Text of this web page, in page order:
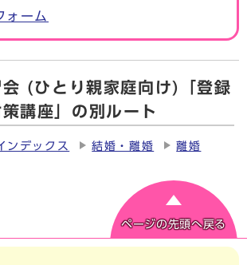
ォーム
(ひとり親家庭向け)「登録
講座」の別ルート
ンデックス 結婚・離婚 離婚
ページの先頭へ戻る